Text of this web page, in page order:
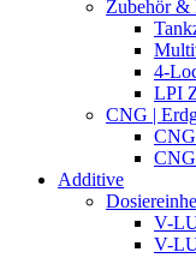
Zubehör &
4-
LPI
CNG |
Additive
V-
V-